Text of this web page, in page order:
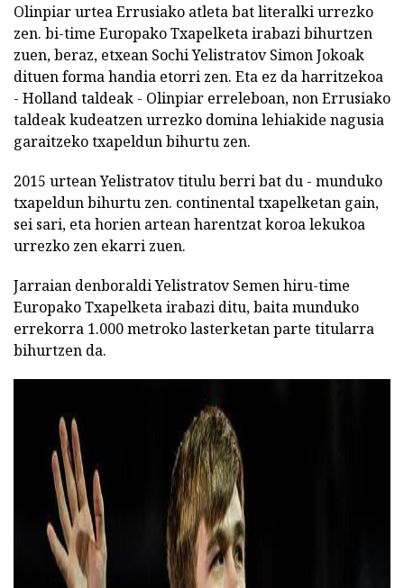
Olinpiar urtea Errusiako atleta bat literalki urrezko
zen. bi-time Europako Txapelketa irabazi bihurtzen
zuen, beraz, etxean Sochi Yelistratov Simon Jokoak
dituen forma handia etorri zen. Eta ez da harritzekoa
- Holland taldeak - Olinpiar erreleboan, non Errusiako
taldeak kudeatzen urrezko domina lehiakide nagusia
garaitzeko txapeldun bihurtu zen.
2015 urtean Yelistratov titulu berri bat du - munduko
txapeldun bihurtu zen. continental txapelketan gain,
sei sari, eta horien artean harentzat koroa lekukoa
urrezko zen ekarri zuen.
Jarraian denboraldi Yelistratov Semen hiru-time
Europako Txapelketa irabazi ditu, baita munduko
errekorra 1.000 metroko lasterketan parte titularra
bihurtzen da.